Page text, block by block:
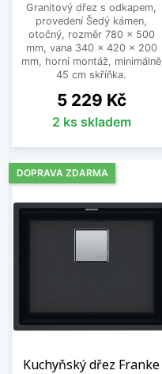
Granitový dřez s odkapem,
provedení Šedý kámen,
otočný, rozměr 780 x 500
mm, vana 340 x 420 x 200
mm, horní montáž, minimálně
45 cm skříňka.
Cena
5 229 Kč
2 ks skladem
Kuchyňský dřez Franke
DOPRAVA ZDARMA